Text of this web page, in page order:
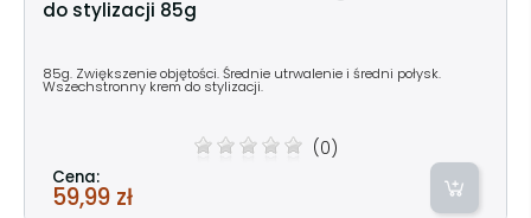
do stylizacji 85g
85g. Zwiększenie objętości. Średnie utrwalenie i średni połysk.
Wszechstronny krem do stylizacji.
(0)
Cena:
59,99 zł